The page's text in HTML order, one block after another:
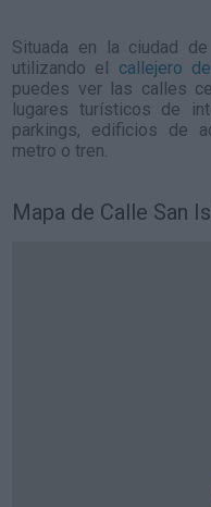
Situada en la ciudad de
utilizando el callejero
puedes ver las calles
lugares turísticos de
parkings, edificios de
metro o tren.
Mapa de Calle San